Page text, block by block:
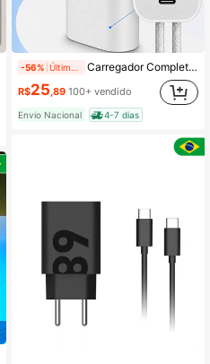
-56% Carregador Completo USB-C 20W Para iPhone 17 16 15 Pro Max Pro Plus Fonte Turbo Tomada com Cabo Tipo C
R$25,89 100+ vendido
Envio Nacional 4-7 dias